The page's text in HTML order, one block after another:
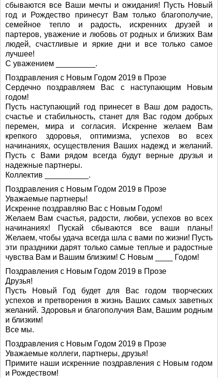
сбываются все Ваши мечты и ожидания! Пусть Новый
год и Рождество принесут Вам только благополучие,
семейное тепло и радость, искренних друзей и
партеров, уважение и любовь от родных и близких Вам
людей, счастливые и яркие дни и все только самое
лучшее!
С уважением _________.
Поздравления с Новым Годом 2019 в Прозе
Сердечно поздравляем Вас с наступающим Новым
годом!
Пусть наступающий год принесет в Ваш дом радость,
счастье и стабильность, станет для Вас годом добрых
перемен, мира и согласия. Искренне желаем Вам
крепкого здоровья, оптимизма, успехов во всех
начинаниях, осуществления Ваших надежд и желаний.
Пусть с Вами рядом всегда будут верные друзья и
надежные партнеры.
Коллектив __________.
Поздравления с Новым Годом 2019 в Прозе
Уважаемые партнеры!
Искренне поздравляю Вас с Новым Годом!
Желаем Вам счастья, радости, любви, успехов во всех
начинаниях! Пускай сбываются все ваши планы!
Желаем, чтобы удача всегда шла с вами по жизни! Пусть
эти праздники дарят только самые теплые и радостные
чувства Вам и Вашим близким! С Новым ____ Годом!
Поздравления с Новым Годом 2019 в Прозе
Друзья!
Пусть Новый Год будет для Вас годом творческих
успехов и претворения в жизнь Ваших самых заветных
желаний. Здоровья и благополучия Вам, Вашим родным
и близким!
Все мы.
Поздравления с Новым Годом 2019 в Прозе
Уважаемые коллеги, партнеры, друзья!
Примите наши искренние поздравления с Новым годом
и Рождеством!